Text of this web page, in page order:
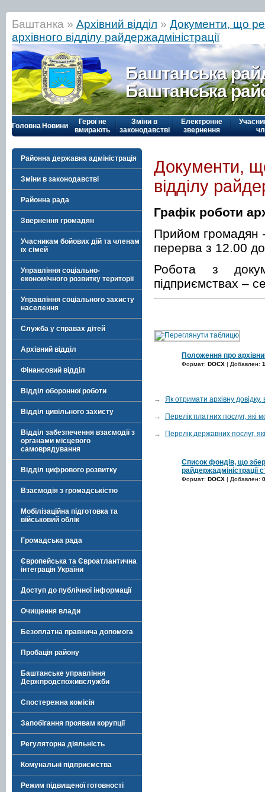
Баштанка » Архівний відділ » Документи, що
архівного відділу райдержадміністрації
Баштанська
Баштанська
Головна Новини
Герої не
вмирають
Зміни в
законодавстві
Електронне
звернення
Районна державна адміністрація
Зміни в законодавстві
Районна рада
Звернення громадян
Учасникам бойових дій та членам
їх сімей
Управління соціально-
економічного розвитку території
Управління соціального захисту
населення
Служба у справах дітей
Архівний відділ
Фінансовий відділ
Відділ оборонної роботи
Відділ цивільного захисту
Відділ забезпечення взаємодії з
органами місцевого
самоврядування
Відділ цифрового розвитку
Взаємодія з громадськістю
Мобілізаційна підготовка та
військовий облік
Громадська рада
Європейська та Євроатлантична
інтеграція України
Доступ до публічної інформації
Очищення влади
Безоплатна правнича допомога
Пробація району
Баштанське управління
Держпродспоживслужби
Спостережна комісія
Запобігання проявам корупції
Регуляторна діяльність
Комунальні підприємства
Режим підвищеної готовності
Документи,
відділу
Графік роботи
Прийом громадян
перерва з 12.00
Робота з
підприємствах –
Положення про
Формат: DOCX | Добавлен:
→ Як отримати архівну довідку,
→ Перелік платних послуг,
→ Перелік державних послуг,
Список фондів, що
райдержадміністрації
Формат: DOCX | Добавлен: